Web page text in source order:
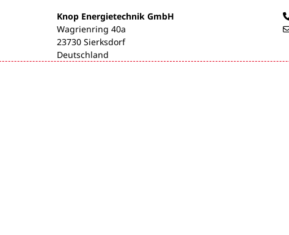
Knop Energietechnik GmbH
Wagrienring 40a
23730 Sierksdorf
Deutschland